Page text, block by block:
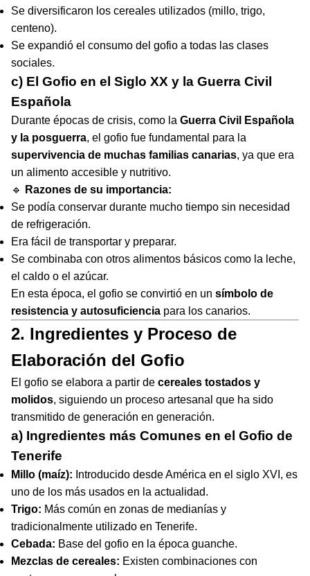
Se diversificaron los cereales utilizados (millo, trigo,
centeno).
Se expandió el consumo del gofio a todas las clases
sociales.
c) El Gofio en el Siglo XX y la Guerra Civil
Española
Durante épocas de crisis, como la Guerra Civil Española
y la posguerra, el gofio fue fundamental para la
supervivencia de muchas familias canarias, ya que era
un alimento accesible y nutritivo.
🔹
Razones de su importancia:
Se podía conservar durante mucho tiempo sin necesidad
de refrigeración.
Era fácil de transportar y preparar.
Se combinaba con otros alimentos básicos como la leche,
el caldo o el azúcar.
En esta época, el gofio se convirtió en un símbolo de
resistencia y autosuficiencia para los canarios.
2. Ingredientes y Proceso de
Elaboración del Gofio
El gofio se elabora a partir de cereales tostados y
molidos, siguiendo un proceso artesanal que ha sido
transmitido de generación en generación.
a) Ingredientes más Comunes en el Gofio de
Tenerife
Millo (maíz): Introducido desde América en el siglo XVI, es
uno de los más usados en la actualidad.
Trigo: Más común en zonas de medianías y
tradicionalmente utilizado en Tenerife.
Cebada: Base del gofio en la época guanche.
Mezclas de cereales: Existen combinaciones con